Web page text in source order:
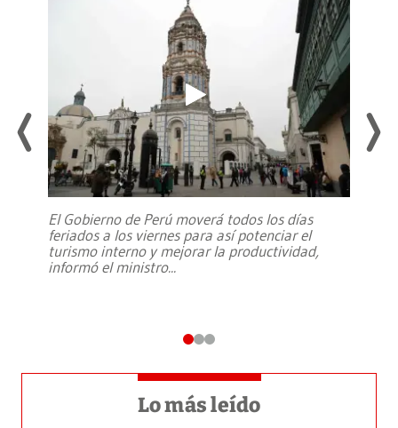
El Gobierno de Perú moverá todos los días
feriados a los viernes para así potenciar el
turismo interno y mejorar la productividad,
informó el ministro...
Lo más leído